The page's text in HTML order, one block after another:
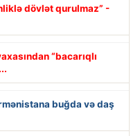
dövlət qurulmaz” -
“bacarıqlı
buğda və daş